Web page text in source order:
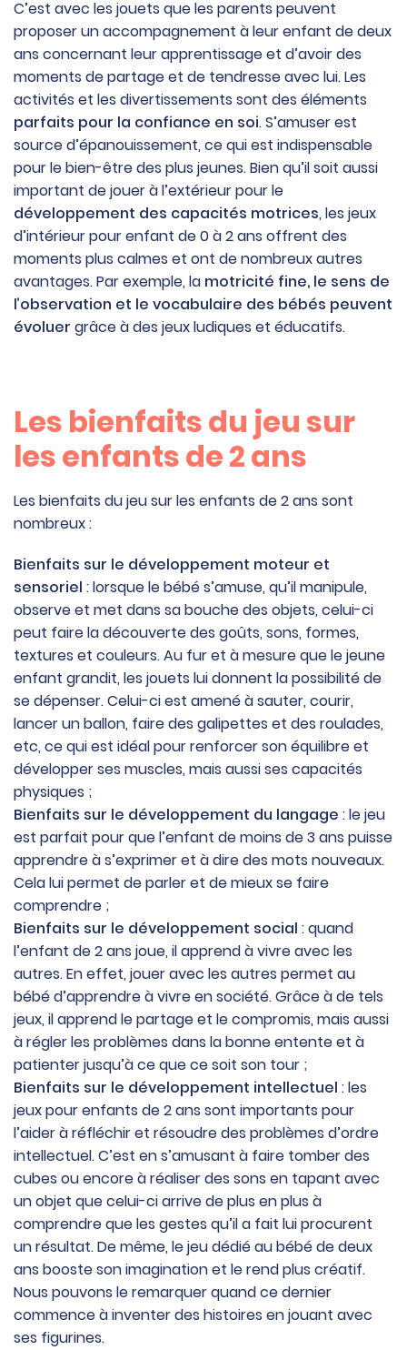
C’est avec les jouets que les parents peuvent
proposer un accompagnement à leur enfant de deux
ans concernant leur apprentissage et d’avoir des
moments de partage et de tendresse avec lui. Les
activités et les divertissements sont des éléments
parfaits pour la confiance en soi. S’amuser est
source d’épanouissement, ce qui est indispensable
pour le bien-être des plus jeunes. Bien qu’il soit aussi
important de jouer à l’extérieur pour le
développement des capacités motrices, les jeux
d’intérieur pour enfant de 0 à 2 ans offrent des
moments plus calmes et ont de nombreux autres
avantages. Par exemple, la motricité fine, le sens de
l’observation et le vocabulaire des bébés peuvent
évoluer grâce à des jeux ludiques et éducatifs.
Les bienfaits du jeu sur
les enfants de 2 ans
Les bienfaits du jeu sur les enfants de 2 ans sont
nombreux :
Bienfaits sur le développement moteur et
sensoriel : lorsque le bébé s’amuse, qu’il manipule,
observe et met dans sa bouche des objets, celui-ci
peut faire la découverte des goûts, sons, formes,
textures et couleurs. Au fur et à mesure que le jeune
enfant grandit, les jouets lui donnent la possibilité de
se dépenser. Celui-ci est amené à sauter, courir,
lancer un ballon, faire des galipettes et des roulades,
etc, ce qui est idéal pour renforcer son équilibre et
développer ses muscles, mais aussi ses capacités
physiques ;
Bienfaits sur le développement du langage : le jeu
est parfait pour que l’enfant de moins de 3 ans puisse
apprendre à s’exprimer et à dire des mots nouveaux.
Cela lui permet de parler et de mieux se faire
comprendre ;
Bienfaits sur le développement social : quand
l’enfant de 2 ans joue, il apprend à vivre avec les
autres. En effet, jouer avec les autres permet au
bébé d’apprendre à vivre en société. Grâce à de tels
jeux, il apprend le partage et le compromis, mais aussi
à régler les problèmes dans la bonne entente et à
patienter jusqu’à ce que ce soit son tour ;
Bienfaits sur le développement intellectuel : les
jeux pour enfants de 2 ans sont importants pour
l’aider à réfléchir et résoudre des problèmes d’ordre
intellectuel. C’est en s’amusant à faire tomber des
cubes ou encore à réaliser des sons en tapant avec
un objet que celui-ci arrive de plus en plus à
comprendre que les gestes qu’il a fait lui procurent
un résultat. De même, le jeu dédié au bébé de deux
ans booste son imagination et le rend plus créatif.
Nous pouvons le remarquer quand ce dernier
commence à inventer des histoires en jouant avec
ses figurines.